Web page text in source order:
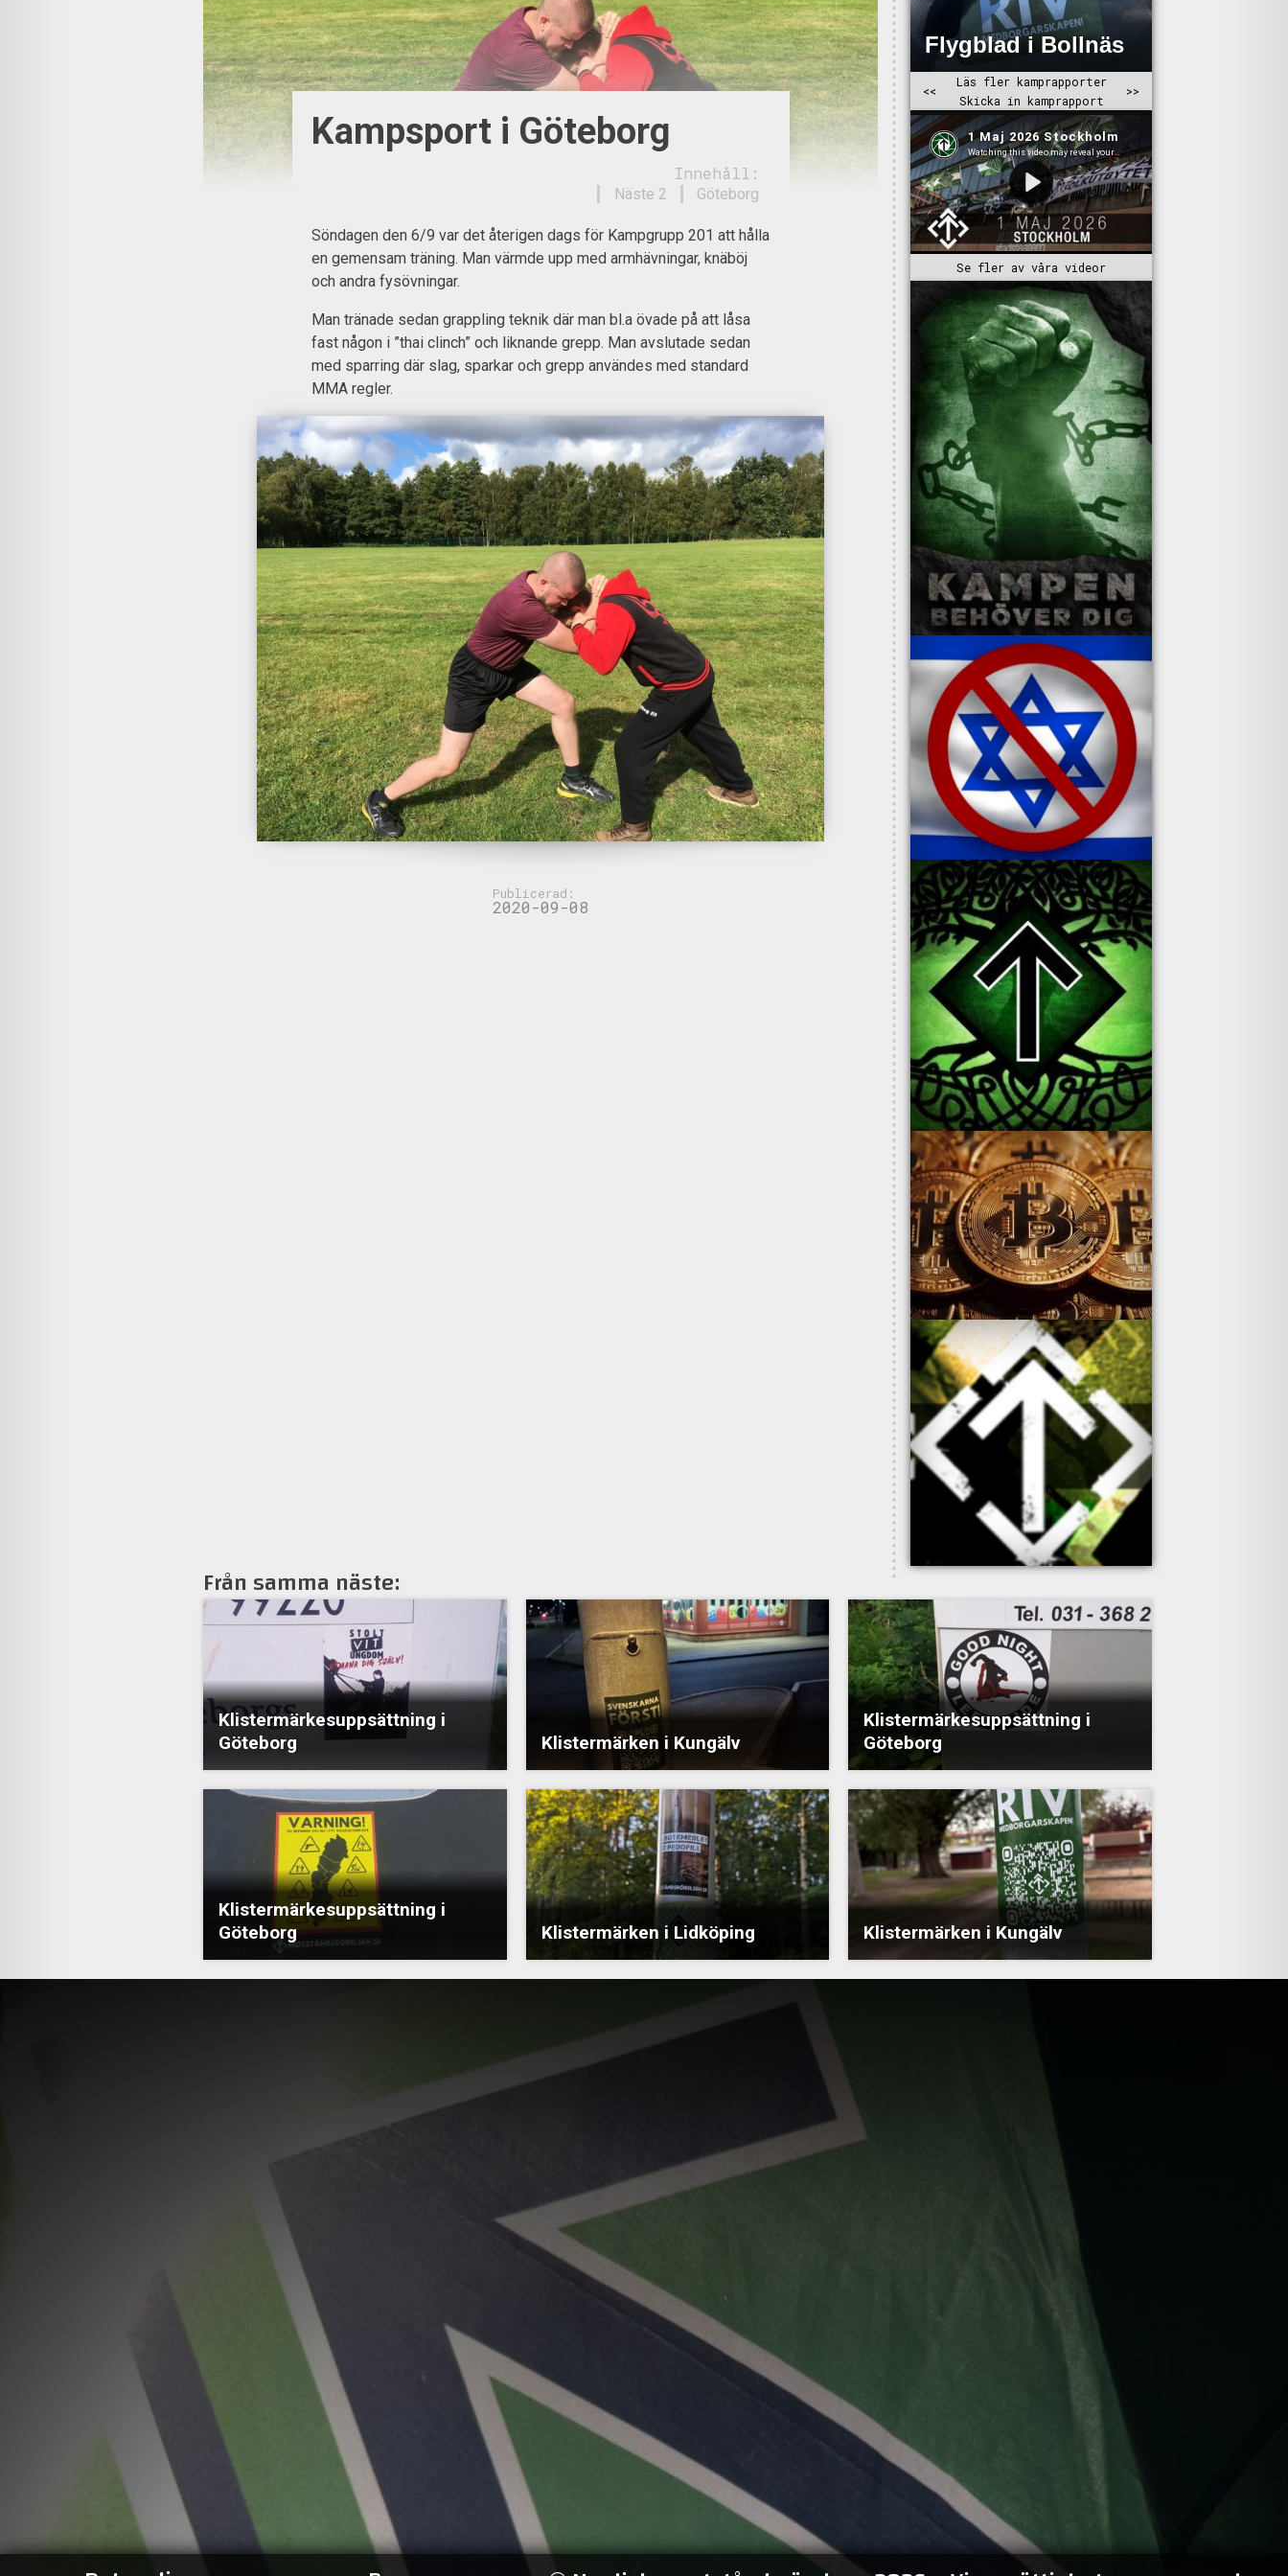
Kampsport i Göteborg
Innehåll:
Göteborg
Näste 2
Söndagen den 6/9 var det återigen dags för Kampgrupp 201 att hålla
en gemensam träning. Man värmde upp med armhävningar, knäböj
och andra fysövningar.
Man tränade sedan grappling teknik där man bl.a övade på att låsa
fast någon i ”thai clinch” och liknande grepp. Man avslutade sedan
med sparring där slag, sparkar och grepp användes med standard
MMA regler.
Publicerad:
2020-09-08
Se fler av våra videor
Från samma näste:
Klistermärkesuppsättning i
Göteborg
Klistermärken i Kungälv
Klistermärkesuppsättning i
Göteborg
Klistermärkesuppsättning i
Göteborg
Klistermärken i Lidköping Klistermärken i Kungälv